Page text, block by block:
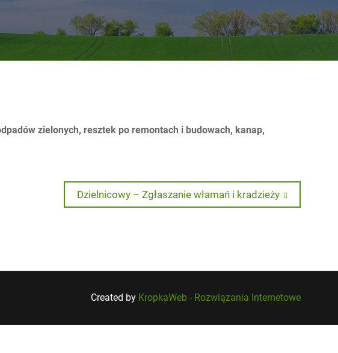
zielonych, resztek po remontach i budowach, kanap,
Next
post:
Dzielnicowy – Zgłaszanie włamań i kradzieży
Created by KropkaWeb - Rozwiązania Internetowe